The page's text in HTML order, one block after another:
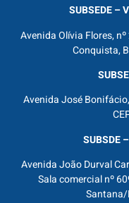
SUBSEDE –
Avenida Olívia Flores,
Conquista,
Avenida José
SUBSDE
Avenida João Durval
Sala comercial nº
Santana/